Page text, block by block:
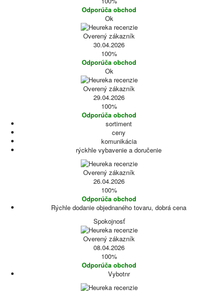
Odporúča obchod
Ok
Overený zákazník
30.04.2026
100%
Odporúča obchod
Ok
Overený zákazník
29.04.2026
100%
Odporúča obchod
sortiment
ceny
komunikácia
rýckhle vybavenie a doručenie
Overený zákazník
26.04.2026
100%
Odporúča obchod
Rýchle dodanie objednaného tovaru, dobrá cena
Spokojnosť
Overený zákazník
08.04.2026
100%
Odporúča obchod
Vybotnr